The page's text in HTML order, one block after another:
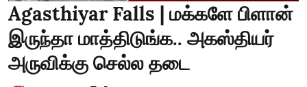
Agasthiyar Falls | மக்களே பிளான்
இருந்தா மாத்திடுங்க.. அகஸ்தியர்
அருவிக்கு செல்ல தடை